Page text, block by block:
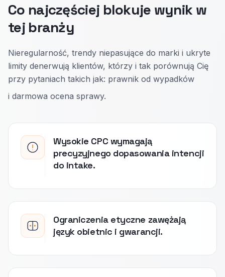
Co najczęściej blokuje wynik w
tej branży
Nieregularność, trendy niepasujące do marki i ukryte
limity denerwują klientów, którzy i tak porównują Cię
przy pytaniach takich jak: prawnik od wypadków
i darmowa ocena sprawy.
Wysokie CPC wymagają
precyzyjnego dopasowania intencji
do intake.
Ograniczenia etyczne zawężają
język obietnic i gwarancji.